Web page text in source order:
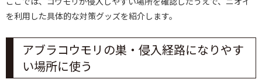
を利用した具体的な対策グッズを紹介します。
アブラコウモリの巣・侵入経路になりやす
い場所に使う